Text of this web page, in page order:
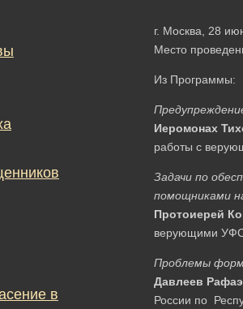
г. Москва, 28
Место
Из Программы:
Иеромонах
работы с
Задачи по
помощниками
Протоиерей
верующими
Проблемы
Давлеев
России по
в